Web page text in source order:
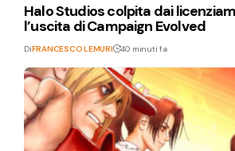
Halo Studios colpita dai
l’uscita di Campaign Evolved
DiFRANCESCO LEMURI 40 minuti fa